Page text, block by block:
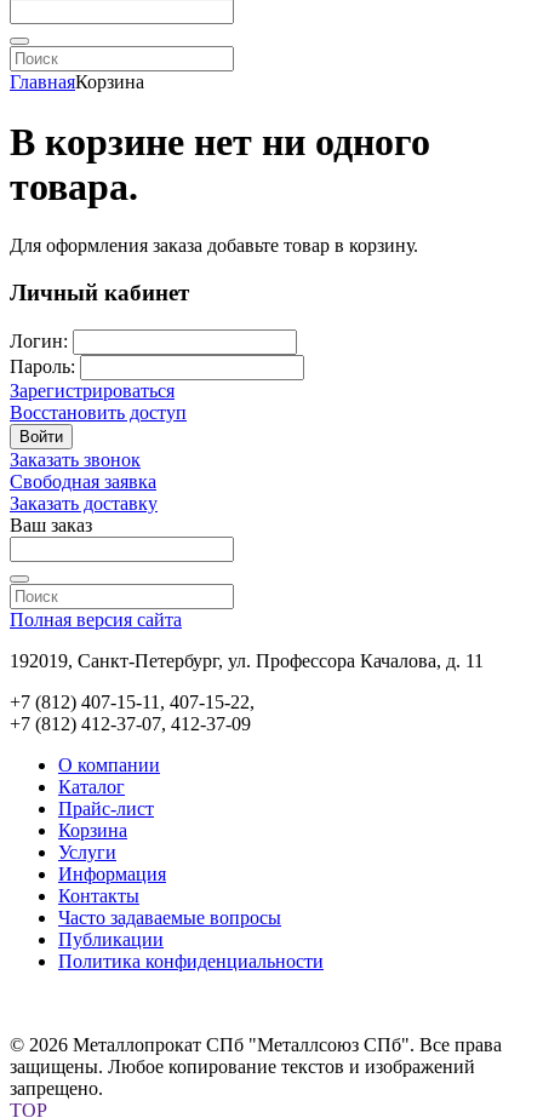
ГлавнаяКорзина
В корзине нет ни одного
товара.
Для оформления заказа добавьте товар в корзину.
Личный кабинет
Логин:
Пароль:
Зарегистрироваться
Восстановить доступ
Войти
Заказать звонок
Свободная заявка
Заказать доставку
Ваш заказ
Полная версия сайта
192019, Санкт-Петербург, ул. Профессора Качалова, д. 11
+7 (812) 407-15-11, 407-15-22,
+7 (812) 412-37-07, 412-37-09
О компании
Каталог
Прайс-лист
Корзина
Услуги
Информация
Контакты
Часто задаваемые вопросы
Публикации
Политика конфиденциальности
© 2026 Металлопрокат СПб "Металлсоюз СПб". Все права
защищены. Любое копирование текстов и изображений
запрещено.
TOP